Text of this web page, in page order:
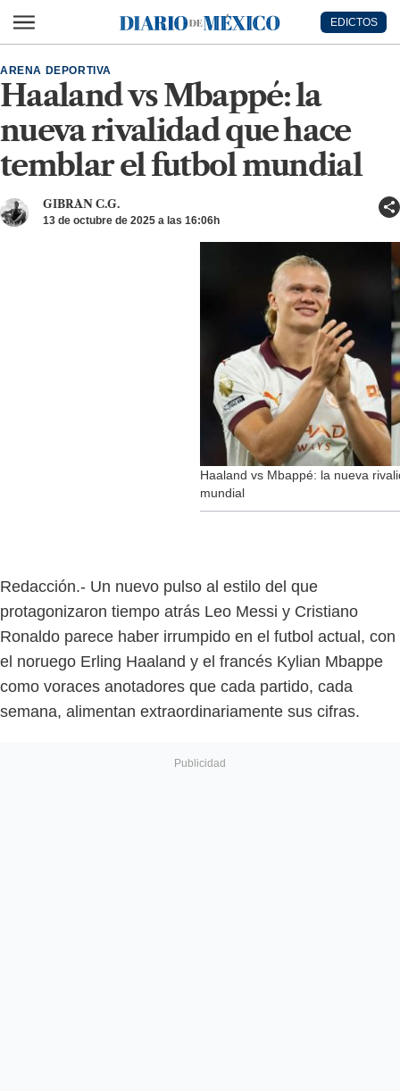
Diario de México
EDICTOS
Haaland vs Mbappé: la
nueva rivalidad que hace
temblar el futbol mundial
ARENA DEPORTIVA
GIBRAN C.G.
13 de octubre de 2025 a las 16:06h
Haaland vs Mbappé: la nueva
mundial
Redacción.- Un nuevo pulso al estilo del que
protagonizaron tiempo atrás Leo Messi y Cristiano
Ronaldo parece haber irrumpido en el futbol actual, con
el noruego Erling Haaland y el francés Kylian Mbappe
como voraces anotadores que cada partido, cada
semana, alimentan extraordinariamente sus cifras.